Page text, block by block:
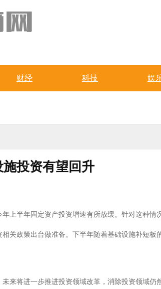
财经 科技 娱
投资有望回升
上半年固定资产投资增速有所放缓。针对这种
关政策出台做准备。下半年随着基础设施补短
来将进一步推进投资领域改革，消除投资领域